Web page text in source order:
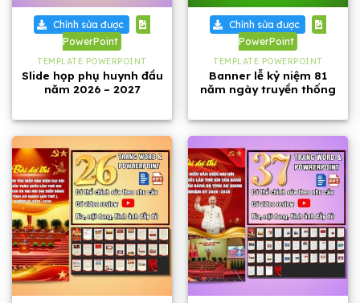
Chỉnh sửa được
PowerPoint
TEMPLATE POWERPOINT
Slide họp phụ huynh đầu
năm 2026 – 2027
Chỉnh sửa được
PowerPoint
TEMPLATE POWERPOINT
Banner lễ kỷ niệm 81
năm ngày truyền thống
Nam